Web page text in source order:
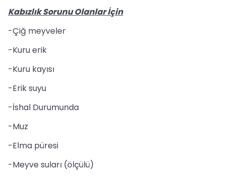
Kabızlık Sorunu Olanlar İçin
-Çiğ meyveler
-Kuru erik
-Kuru kayısı
-Erik suyu
-İshal Durumunda
-Muz
-Elma püresi
-Meyve suları (ölçülü)